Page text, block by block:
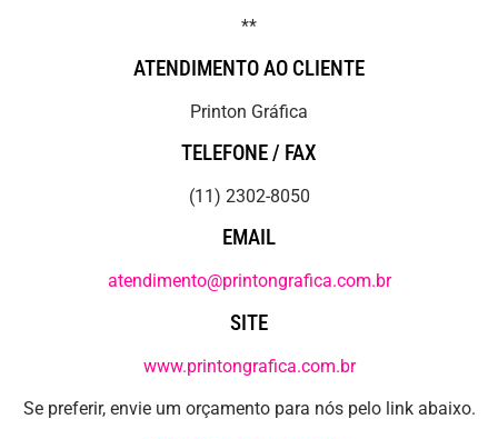
**
ATENDIMENTO AO CLIENTE
Printon Gráfica
TELEFONE / FAX
(11) 2302-8050
EMAIL
atendimento@printongrafica.com.br
SITE
www.printongrafica.com.br
Se preferir, envie um orçamento para nós pelo link abaixo.